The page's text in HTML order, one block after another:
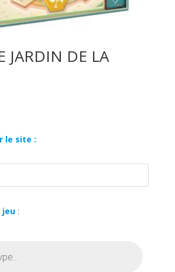
JARDIN DE LA
le site :
jeu: